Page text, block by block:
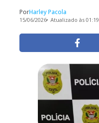
PorHarley Pacola
15/06/2026 Atualizado às 01:19